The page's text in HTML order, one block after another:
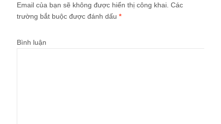
Email của bạn sẽ không được hiển thị công khai. Các
trường bắt buộc được đánh dấu *
Bình luận